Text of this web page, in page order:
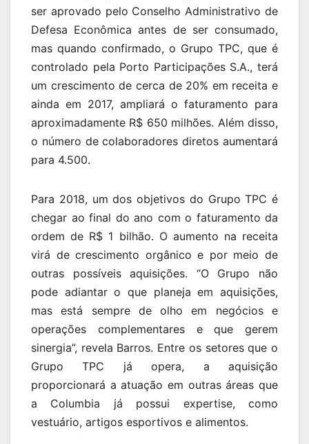
ser aprovado pelo Conselho Administrativo de
Defesa Econômica antes de ser consumado,
mas quando confirmado, o Grupo TPC, que é
controlado pela Porto Participações S.A., terá
um crescimento de cerca de 20% em receita e
ainda em 2017, ampliará o faturamento para
aproximadamente R$ 650 milhões. Além disso,
o número de colaboradores diretos aumentará
para 4.500.
Para 2018, um dos objetivos do Grupo TPC é
chegar ao final do ano com o faturamento da
ordem de R$ 1 bilhão. O aumento na receita
virá de crescimento orgânico e por meio de
outras possíveis aquisições. “O Grupo não
pode adiantar o que planeja em aquisições,
mas está sempre de olho em negócios e
operações complementares e que gerem
sinergia”, revela Barros. Entre os setores que o
Grupo TPC já opera, a aquisição
proporcionará a atuação em outras áreas que
a Columbia já possui expertise, como
vestuário, artigos esportivos e alimentos.